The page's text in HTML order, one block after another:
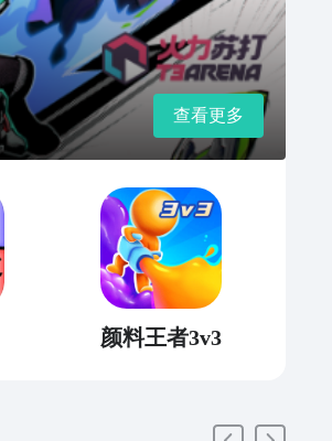
查看更多
颜料王者3v3